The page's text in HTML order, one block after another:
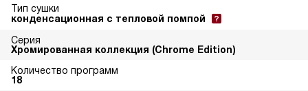
Тип сушки
конденсационная с тепловой помпой
Серия
Хромированная коллекция (Chrome Edition)
Количество программ
18